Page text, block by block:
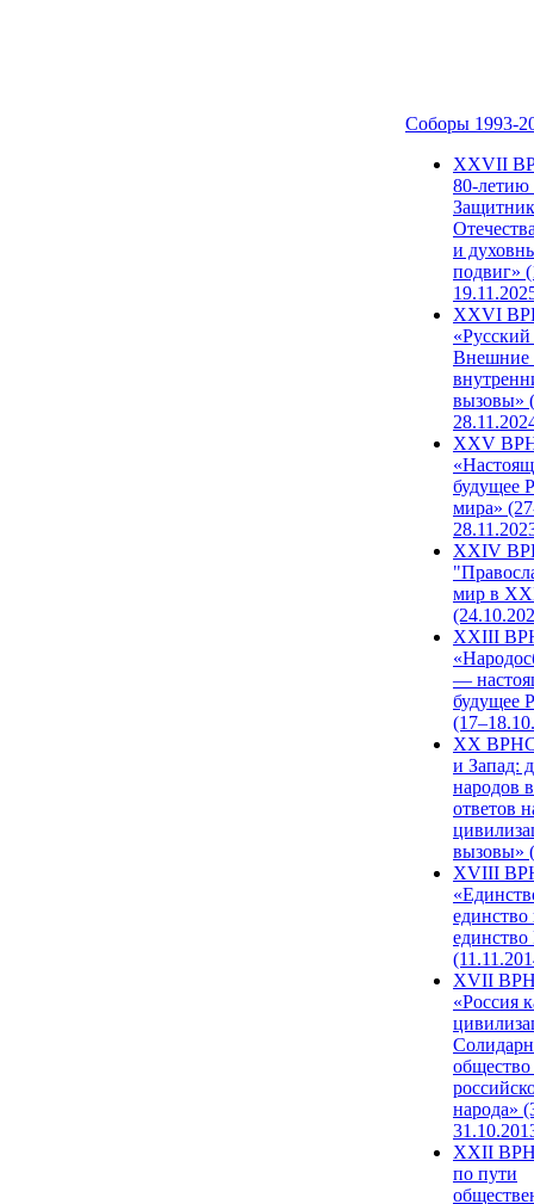
Соборы 1993-
ХХVII
80-
и
подвиг»
XXVI
Внешние
вызовы»
XXV
будущее
мира»
XXIV
мир в
XXIII
—
будущее
XX ВРНС
и Запад:
народов
ответов
вызовы»
XVIII
единство
единство
XVII
«Россия
народа»
XXII
по пути